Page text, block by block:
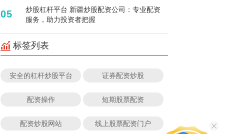
05
炒股杠杆平台 新疆炒股配资公司：专业配资
服务，助力投资者把握
标签列表
安全的杠杆炒股平台 证券配资炒股
配资操作 短期股票配资
配资炒股网站 线上股票配资门户